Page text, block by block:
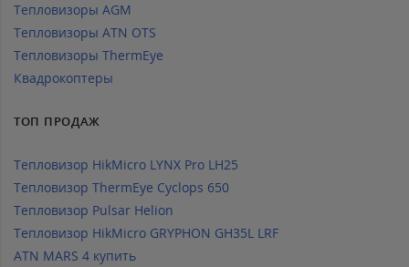
Тепловизоры AGM
Тепловизоры ATN OTS
Тепловизоры ThermEye
Квадрокоптеры
ТОП ПРОДАЖ
Тепловизор HikMicro LYNX Pro LH25
Тепловизор ThermEye Cyclops 650
Тепловизор Pulsar Helion
Тепловизор HikMicro GRYPHON GH35L LRF
ATN MARS 4 купить